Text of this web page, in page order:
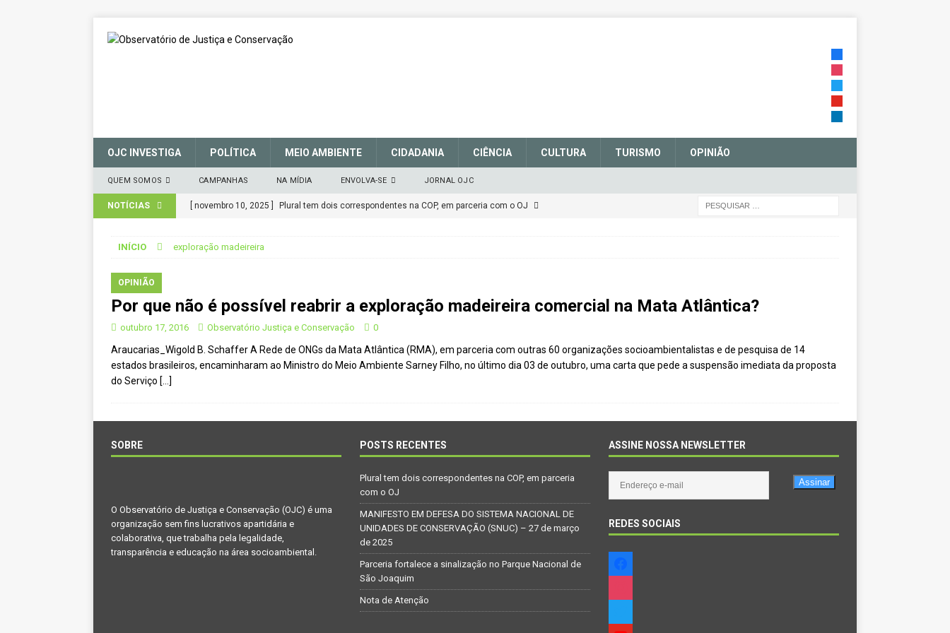
OJC INVESTIGA POLÍTICA MEIO AMBIENTE CIDADANIA CIÊNCIA CULTURA TURISMO OPINIÃO
QUEM SOMOS CAMPANHAS NA MÍDIA ENVOLVA-SE JORNAL OJC
NOTÍCIAS [ novembro 10, 2025 ] Plural tem dois correspondentes na COP, em parceria com o OJ
[ março 27, 2025 ]
[ janeiro 22, 2025 ] Parceria fortalece a sinalização no Parque Nacional de São Joaquim
CIDADANIA
[ novembro 29, 2024 ] Nota de Atenção CIDADANIA
[ agosto 23, 2023 ] Governo do Paraná se nega a combater desmatamento ilegal na Mata Atlântica
Ameaças do pinus e eucalipto às Florestas com Araucárias nos estados do
Paraná e Santa Catarina MEIO AMBIENTE
[ abril 11, 2022 ] Papagaio-verdadeiro: comércio ilegal faz com que aves percam o habitat natural
INÍCIO exploração madeireira
OPINIÃO
Por que não é possível reabrir a exploração madeireira comercial na Mata Atlântica?
outubro 17, 2016 Observatório Justiça e Conservação 0
Araucarias_Wigold B. Schaffer A Rede de ONGs da Mata Atlântica (RMA), em parceria com outras 60 organizações socioambientalistas e de pesquisa de 14
estados brasileiros, encaminharam ao Ministro do Meio Ambiente Sarney Filho, no último dia 03 de outubro, uma carta que pede a suspensão imediata da proposta
do Serviço […]
SOBRE
O Observatório de Justiça e Conservação (OJC) é uma
organização sem fins lucrativos apartidária e
colaborativa, que trabalha pela legalidade,
transparência e educação na área socioambiental.
POSTS RECENTES
Plural tem dois correspondentes na COP, em parceria
com o OJ
MANIFESTO EM DEFESA DO SISTEMA NACIONAL DE
UNIDADES DE CONSERVAÇÃO (SNUC) – 27 de março
de 2025
Parceria fortalece a sinalização no Parque Nacional de
São Joaquim
Nota de Atenção
ASSINE NOSSA NEWSLETTER
Assinar
REDES SOCIAIS